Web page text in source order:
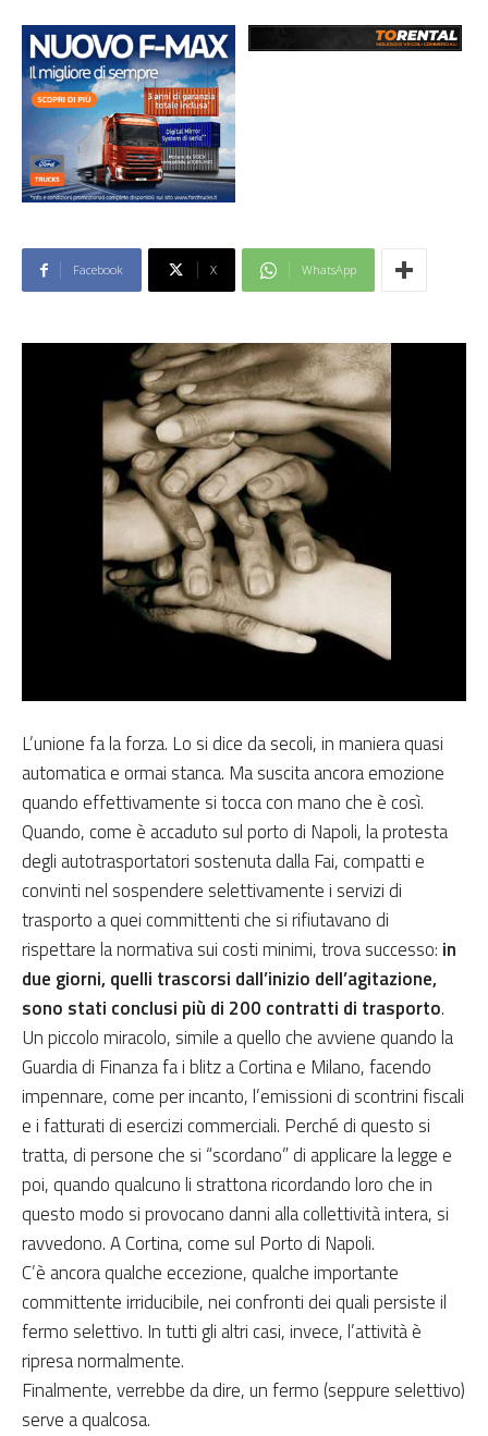
Facebook X WhatsApp
L’unione fa la forza. Lo si dice da secoli, in maniera quasi
automatica e ormai stanca. Ma suscita ancora emozione
quando effettivamente si tocca con mano che è così.
Quando, come è accaduto sul porto di Napoli, la protesta
degli autotrasportatori sostenuta dalla Fai, compatti e
convinti nel sospendere selettivamente i servizi di
trasporto a quei committenti che si rifiutavano di
rispettare la normativa sui costi minimi, trova successo: in
due giorni, quelli trascorsi dall’inizio dell’agitazione,
sono stati conclusi più di 200 contratti di trasporto.
Un piccolo miracolo, simile a quello che avviene quando la
Guardia di Finanza fa i blitz a Cortina e Milano, facendo
impennare, come per incanto, l’emissioni di scontrini fiscali
e i fatturati di esercizi commerciali. Perché di questo si
tratta, di persone che si “scordano” di applicare la legge e
poi, quando qualcuno li strattona ricordando loro che in
questo modo si provocano danni alla collettività intera, si
ravvedono. A Cortina, come sul Porto di Napoli.
C’è ancora qualche eccezione, qualche importante
committente irriducibile, nei confronti dei quali persiste il
fermo selettivo. In tutti gli altri casi, invece, l’attività è
ripresa normalmente.
Finalmente, verrebbe da dire, un fermo (seppure selettivo)
serve a qualcosa.